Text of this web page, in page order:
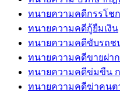
ทนายความคดีกรรโช
ทนายความคดีกู้ยืมเงิน
ทนายความคดีขับรถช
ทนายความคดีขายฝาก
ทนายความคดีข่มขืน ก
ทนายความคดีฆ่าคนต